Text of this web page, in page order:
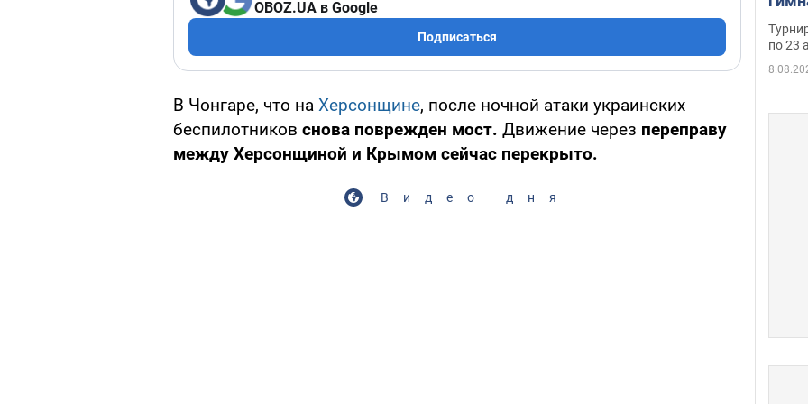
OBOZ.UA в Google
Подписаться
В Чонгаре, что на Херсонщине, после ночной атаки украинских
беспилотников снова поврежден мост. Движение через переправу
между Херсонщиной и Крымом сейчас перекрыто.
Видео дня
на
по 23